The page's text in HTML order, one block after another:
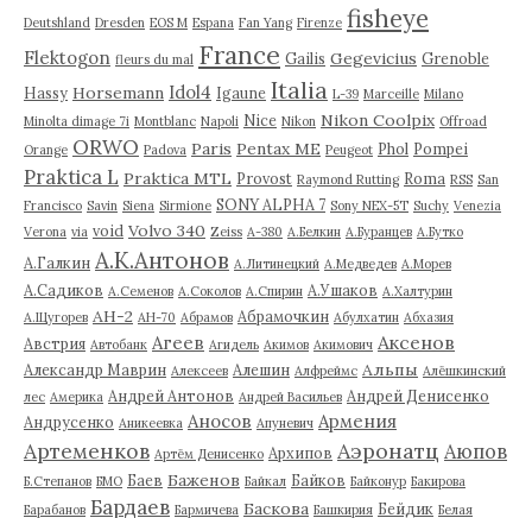
Deutshland Dresden EOS M Espana Fan Yang Firenze fisheye
Flektogon fleurs du mal France Gailis Gegevicius Grenoble
Hassy Horsemann Idol4 Igaune Italia L-39 Marceille Milano
Minolta dimage 7i Montblanc Napoli Nice Nikon Nikon Coolpix Offroad
Orange ORWO Padova Paris Pentax ME Peugeot Phol Pompei
Praktica L Praktica MTL Provost Raymond Rutting Roma RSS San
Francisco Savin Siena Sirmione SONY ALPHA 7 Sony NEX-5T Suchy Venezia
Verona via void Volvo 340 Zeiss А-380 А.Белкин А.Буранцев А.Бутко
А.Галкин А.К.Антонов А.Литинецкий А.Медведев А.Морев
А.Садиков А.Семенов А.Соколов А.Спирин А.Ушаков А.Халтурин
А.Щугорев АН-2 АН-70 Абрамов Абрамочкин Абулхатин Абхазия
Австрия Автобанк Агеев Агидель Акимов Акимович Аксенов
Александр Маврин Алексеев Алешин Алфреймс Альпы Алёшкинский
лес Америка Андрей Антонов Андрей Васильев Андрей Денисенко
Андрусенко Аникеевка Аносов Апуневич Армения
Артеменков Артём Денисенко Архипов Аэронатц Аюпов
Б.Степанов БМО Баев Баженов Байкал Байков Байконур Бакирова
Барабанов Бардаев Бармичева Баскова Башкирия Бейдик Белая